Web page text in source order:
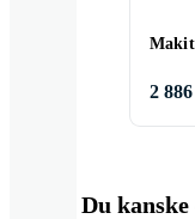
2
Du